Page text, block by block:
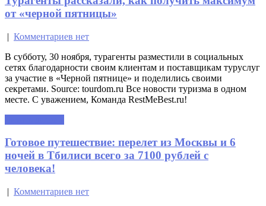
от «черной пятницы»
| Комментариев нет
В субботу, 30 ноября, турагенты разместили в социальных
сетях благодарности своим клиентам и поставщикам туруслуг
за участие в «Черной пятнице» и поделились своими
секретами. Source: tourdom.ru Все новости туризма в одном
месте. С уважением, Команда RestMeBest.ru!
Готовое путешествие: перелет из Москвы и 6
ночей в Тбилиси всего за 7100 рублей с
человека!
| Комментариев нет